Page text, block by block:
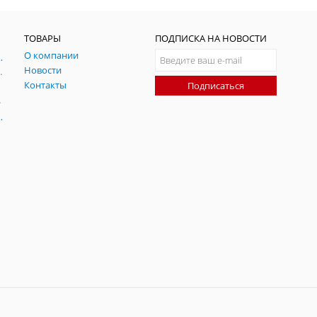
ГНСС
помех
помех
ТОВАРЫ
О компании
Новости
Контакты
ПОДПИСКА НА НОВОСТИ
Подписаться